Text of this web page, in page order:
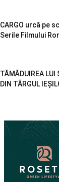
CARGO urcă pe
Serile Filmului
TĂMĂDUIREA LUI
DIN TÂRGUL